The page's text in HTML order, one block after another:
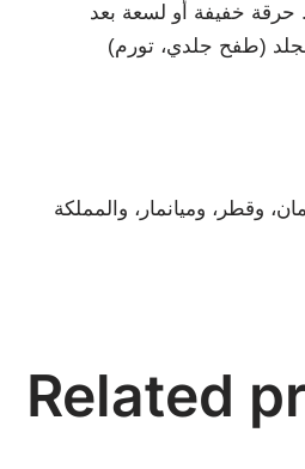
حرقة خفيفة أو لسعة بعد
وقطر، وميانمار، والمملكة
Related